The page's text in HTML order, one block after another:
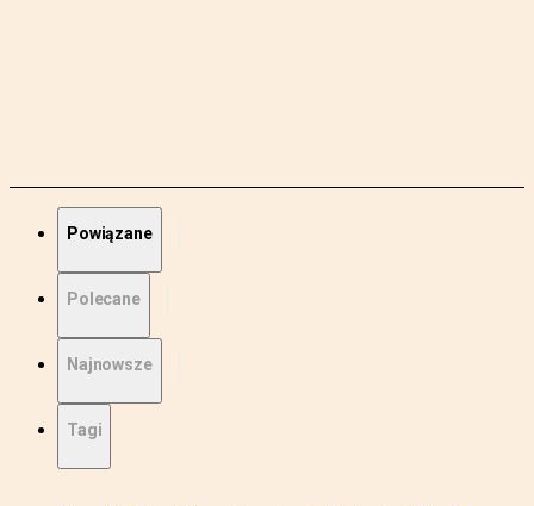
Powiązane
Polecane
Najnowsze
Tagi